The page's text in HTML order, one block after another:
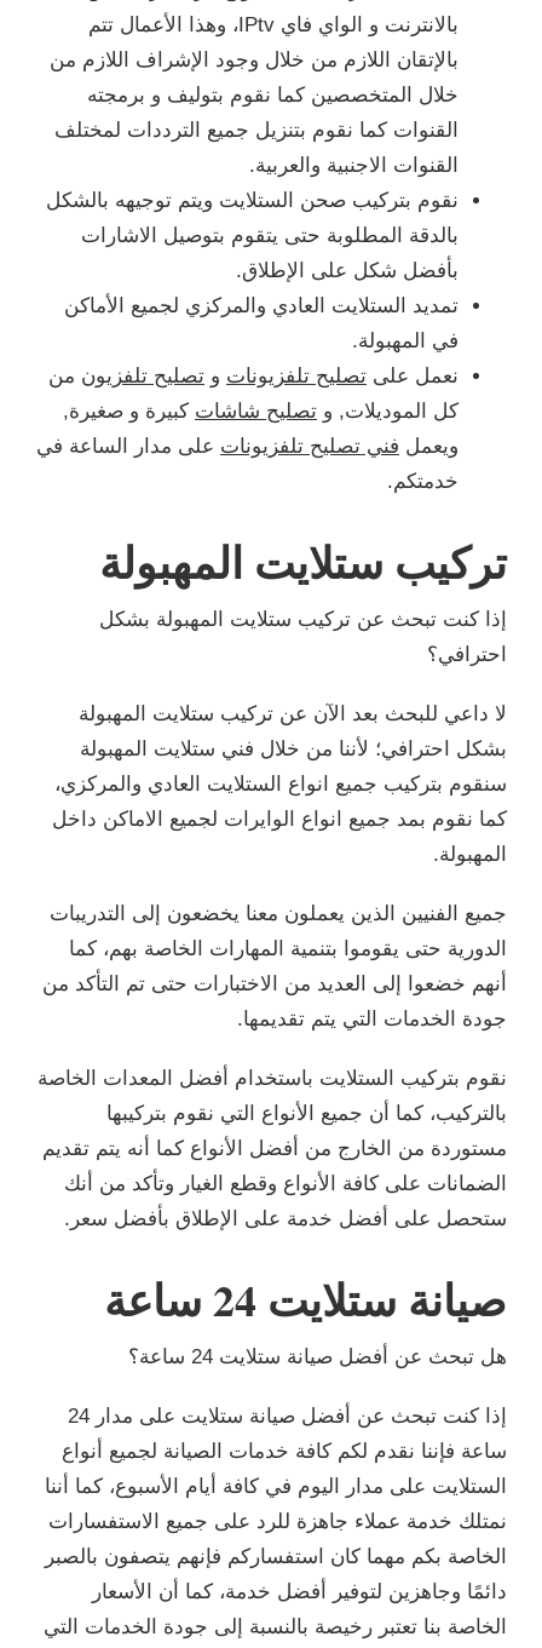
بالانترنت و الواي فاي IPtv، وهذا الأعمال تتم
بالإتقان اللازم من خلال وجود الإشراف اللازم من
خلال المتخصصين كما نقوم بتوليف و برمجته
القنوات كما نقوم بتنزيل جميع الترددات لمختلف
القنوات الاجنبية والعربية.
نقوم بتركيب صحن الستلايت ويتم توجيهه بالشكل
بالدقة المطلوبة حتى يتقوم بتوصيل الاشارات
بأفضل شكل على الإطلاق.
تمديد الستلايت العادي والمركزي لجميع الأماكن
في المهبولة.
نعمل على تصليح تلفزيونات و تصليح تلفزيون من
كل الموديلات, و تصليح شاشات كبيرة و صغيرة,
ويعمل فني تصليح تلفزيونات على مدار الساعة في
خدمتكم.
تركيب ستلايت المهبولة
إذا كنت تبحث عن تركيب ستلايت المهبولة بشكل
احترافي؟
لا داعي للبحث بعد الآن عن تركيب ستلايت المهبولة
بشكل احترافي؛ لأننا من خلال فني ستلايت المهبولة
سنقوم بتركيب جميع انواع الستلايت العادي والمركزي،
كما نقوم بمد جميع انواع الوايرات لجميع الاماكن داخل
المهبولة.
جميع الفنيين الذين يعملون معنا يخضعون إلى التدريبات
الدورية حتى يقوموا بتنمية المهارات الخاصة بهم، كما
أنهم خضعوا إلى العديد من الاختبارات حتى تم التأكد من
جودة الخدمات التي يتم تقديمها.
نقوم بتركيب الستلايت باستخدام أفضل المعدات الخاصة
بالتركيب، كما أن جميع الأنواع التي نقوم بتركيبها
مستوردة من الخارج من أفضل الأنواع كما أنه يتم تقديم
الضمانات على كافة الأنواع وقطع الغيار وتأكد من أنك
ستحصل على أفضل خدمة على الإطلاق بأفضل سعر.
صيانة ستلايت 24 ساعة
هل تبحث عن أفضل صيانة ستلايت 24 ساعة؟
إذا كنت تبحث عن أفضل صيانة ستلايت على مدار 24
ساعة فإننا نقدم لكم كافة خدمات الصيانة لجميع أنواع
الستلايت على مدار اليوم في كافة أيام الأسبوع، كما أننا
نمتلك خدمة عملاء جاهزة للرد على جميع الاستفسارات
الخاصة بكم مهما كان استفساركم فإنهم يتصفون بالصبر
دائمًا وجاهزين لتوفير أفضل خدمة، كما أن الأسعار
الخاصة بنا تعتبر رخيصة بالنسبة إلى جودة الخدمات التي